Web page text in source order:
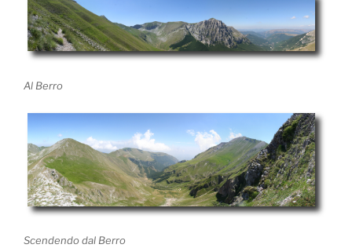
Al Berro
Scendendo dal Berro